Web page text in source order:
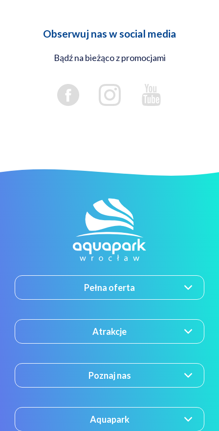
Obserwuj nas w social media
Bądź na bieżąco z promocjami
Pełna oferta
Atrakcje
Poznaj nas
Aquapark